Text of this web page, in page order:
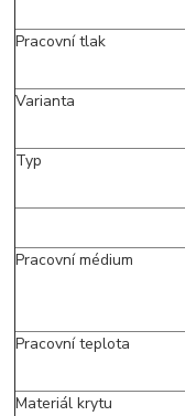
Pracovní tlak
Varianta
Typ
Pracovní médium
Pracovní teplota
Materiál krytu